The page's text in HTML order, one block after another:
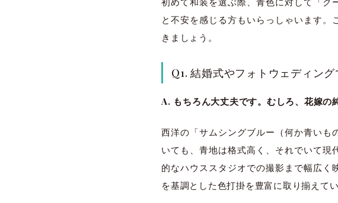
と不安を感じる方もいらっしゃいます
きましょう。
Q1. 結婚式やフォトウェディン
A. もちろん大丈夫です。むしろ、花嫁の
西洋の「サムシングブルー（何か青いも
いても、青地は格式高く、それでいて
的なハウススタジオでの撮影まで幅広
を基調とした色打掛を豊富に取り揃えてい